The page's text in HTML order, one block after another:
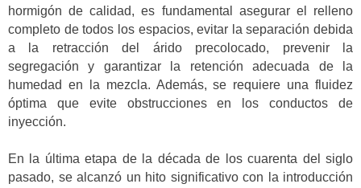
hormigón de calidad, es fundamental asegurar el relleno
completo de todos los espacios, evitar la separación debida
a la retracción del árido precolocado, prevenir la
segregación y garantizar la retención adecuada de la
humedad en la mezcla. Además, se requiere una fluidez
óptima que evite obstrucciones en los conductos de
inyección.
En la última etapa de la década de los cuarenta del siglo
pasado, se alcanzó un hito significativo con la introducción